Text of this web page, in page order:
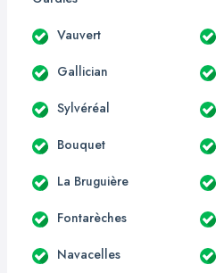
Vauvert
Gallician
Sylvéréal
Bouquet
La Bruguière
Fontarèches
Navacelles